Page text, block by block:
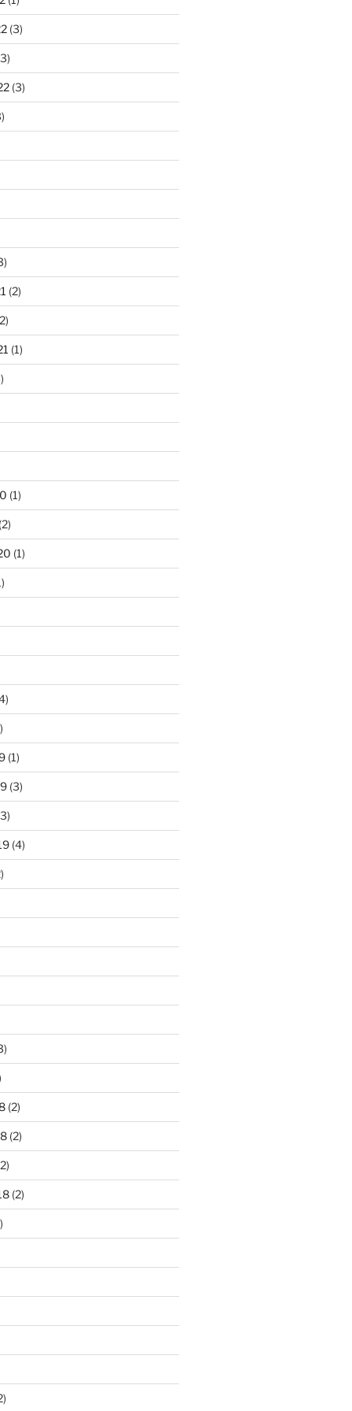
(3)
(3)
(2)
(1)
(1)
(2)
(1)
(1)
(3)
(4)
(2)
(2)
(2)